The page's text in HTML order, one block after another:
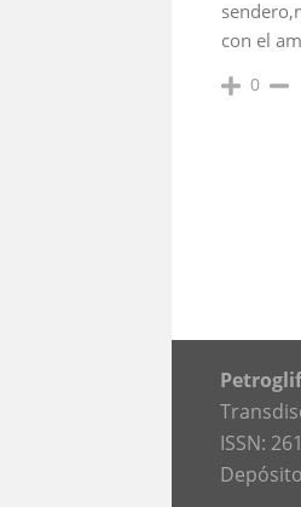
con el
0
ISSN: